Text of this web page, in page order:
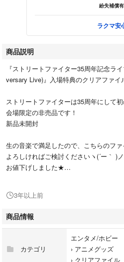
紛失補償有
ラクマ安
商品説明
『ストリートファイター35周年記念ラ
versary Live)』入場特典のクリアファイ
ストリートファイターは35周年にして
会場限定の非売品です！
新品未開封
生の音楽で満足したので、こちらのフ
よろしければご検討くださいヽ(´ー｀ )ノ
お値下げしました★
・クリアファイル2枚セット・全面LIVE
封）
・フライヤー （A4サイズ・両面カラー
3年以上前
商品情報
カテゴリ
エンタメ/ホビー
› アニメグッズ
› クリアファイル